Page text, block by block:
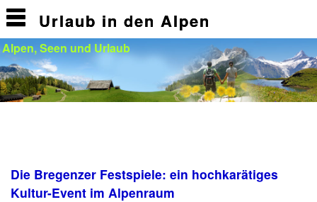
Urlaub in den Alpen
Alpen, Seen und Urlaub
Die Bregenzer Festspiele: ein hochkarätiges
Kultur-Event im Alpenraum